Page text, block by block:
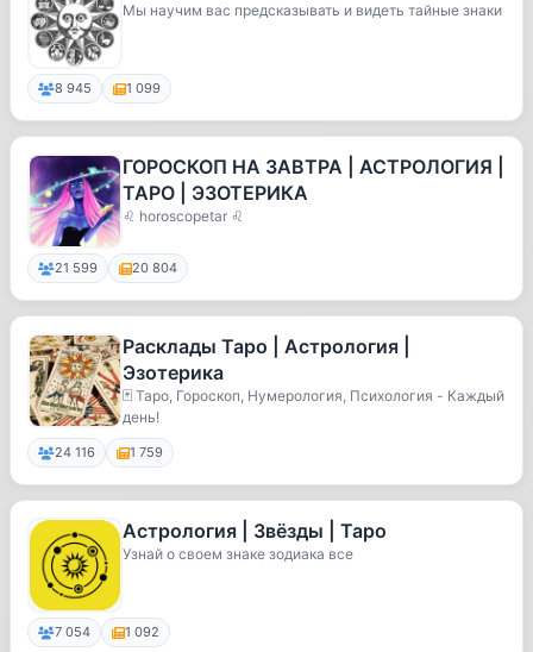
Мы научим вас предсказывать и видеть тайные знаки
8 945 1 099
ГОРОСКОП НА ЗАВТРА | АСТРОЛОГИЯ |
ТАРО | ЭЗОТЕРИКА
♌ horoscopetar ♌
21 599 20 804
Расклады Таро | Астрология |
Эзотерика
🃏 Таро, Гороскоп, Нумерология, Психология - Каждый
день!
24 116 1 759
Астрология | Звёзды | Таро
Узнай о своем знаке зодиака все
7 054 1 092